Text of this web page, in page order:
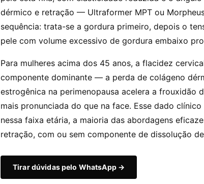
dérmico e retração — Ultraformer MPT ou
sequência: trata-se a gordura primeiro, depois o
pele com volume excessivo de gordura embaixo
Para mulheres acima dos 45 anos, a flacidez
componente dominante — a perda de colágeno
estrogênica na perimenopausa acelera a frouxidão
mais pronunciada do que na face. Esse dado
nessa faixa etária, a maioria das abordagens
retração, com ou sem componente de dissolução
Tirar dúvidas pelo WhatsApp →